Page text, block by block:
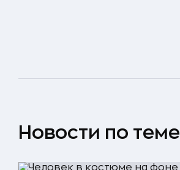
Новости по теме